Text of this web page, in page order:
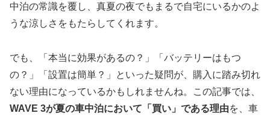
中泊の常識を覆し、真夏の夜でもまるで自宅にいるかのよ
うな涼しさをもたらしてくれます。
でも、「本当に効果があるの？」「バッテリーはもつ
の？」「設置は簡単？」といった疑問が、購入に踏み切れ
ない理由になっているかもしれませんね。この記事では、
WAVE 3が夏の車中泊において「買い」である理由を、車